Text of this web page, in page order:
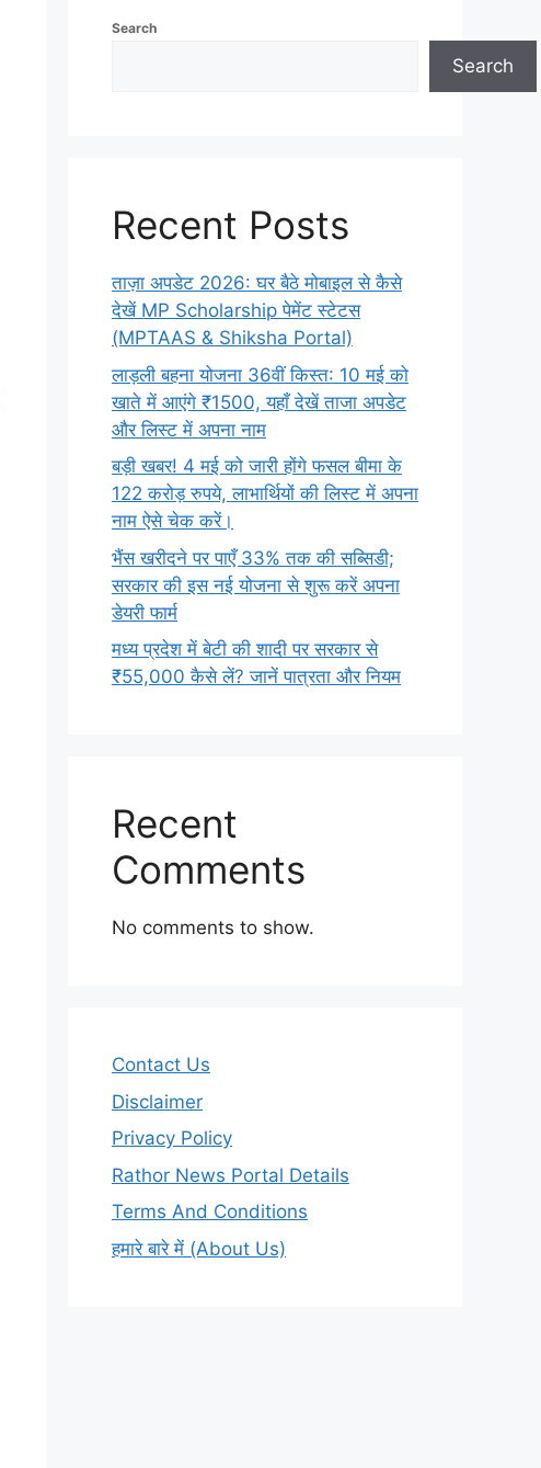
Search
Search
Recent Posts
ताज़ा अपडेट 2026: घर बैठे मोबाइल से कैसे
देखें MP Scholarship पेमेंट स्टेटस
(MPTAAS & Shiksha Portal)
लाड़ली बहना योजना 36वीं किस्त: 10 मई को
खाते में आएंगे ₹1500, यहाँ देखें ताजा अपडेट
और लिस्ट में अपना नाम
बड़ी खबर! 4 मई को जारी होंगे फसल बीमा के
122 करोड़ रुपये, लाभार्थियों की लिस्ट में अपना
नाम ऐसे चेक करें।
भैंस खरीदने पर पाएँ 33% तक की सब्सिडी;
सरकार की इस नई योजना से शुरू करें अपना
डेयरी फार्म
मध्य प्रदेश में बेटी की शादी पर सरकार से
₹55,000 कैसे लें? जानें पात्रता और नियम
Recent
Comments
No comments to show.
Contact Us
Disclaimer
Privacy Policy
Rathor News Portal Details
Terms And Conditions
हमारे बारे में (About Us)